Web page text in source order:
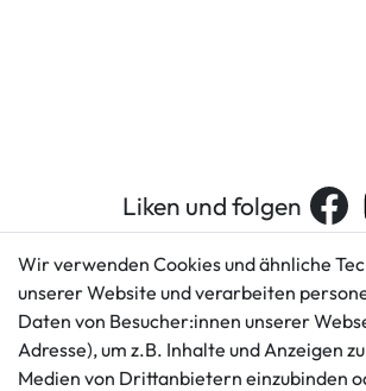
Liken und folgen
Kundenservice
+49 421 596586
Mo. - Fr. 9 - 16 Uhr
Rechtliches
AGB
Impressum
Wir verwenden Cookies und ähnliche
unserer Website und verarbeiten
Daten von Besucher:innen unserer
Adresse), um z.B. Inhalte und Anzeigen
Medien von Drittanbietern einzubinden